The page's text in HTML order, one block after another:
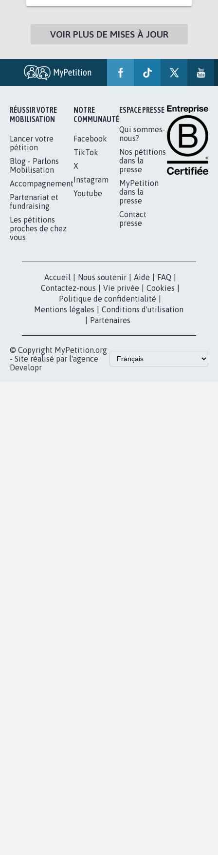
VOIR PLUS DE MISES À JOUR
RÉUSSIR VOTRE
MOBILISATION
Lancer votre
pétition
Blog - Parlons
Mobilisation
Accompagnement
Partenariat et
fundraising
Les pétitions
proches de chez
vous
NOTRE
COMMUNAUTÉ
Facebook
TikTok
X
Instagram
Youtube
ESPACE PRESSE
Qui sommes-
nous?
Nos pétitions
dans la
presse
MyPetition
dans la
presse
Contact
presse
Accueil Nous soutenir Aide FAQ
Contactez-nous
Vie privée Cookies
Politique de confidentialité
Mentions légales
Conditions d'utilisation
Partenaires
© Copyright MyPetition.org
- Site réalisé par l'agence
Developr